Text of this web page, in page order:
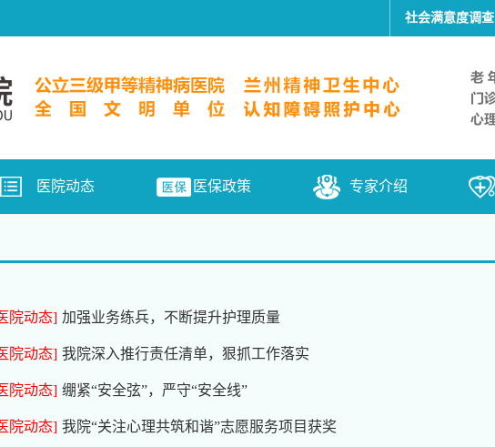
社会满意度调查
医院动态 医保政策 专家介绍
院动态] 加强业务练兵，不断提升护理质量
院动态] 我院深入推行责任清单，狠抓工作落实
院动态] 绷紧“安全弦”，严守“安全线”
院动态] 我院“关注心理共筑和谐”志愿服务项目获奖